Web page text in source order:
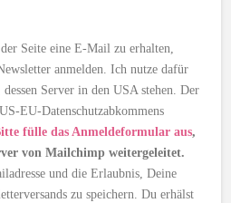
Seite eine E-Mail zu erhalten,
anmelden. Ich nutze dafür
Server in den USA stehen. Der
EU-Datenschutzabkommens
fülle das Anmeldeformular aus,
von Mailchimp weitergeleitet.
und die Erlaubnis, Deine
zu speichern. Du erhälst